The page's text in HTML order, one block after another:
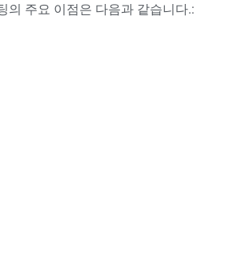
의 주요 이점은 다음과 같습니다.: